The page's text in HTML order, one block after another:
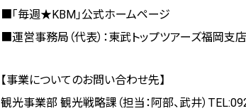
■「毎週★KBM」公式ホームページ
■運営事務局（代表）：東武トップツアーズ福岡
【事業についてのお問い合わせ先】
観光事業部 観光戦略課（担当：阿部、武井）